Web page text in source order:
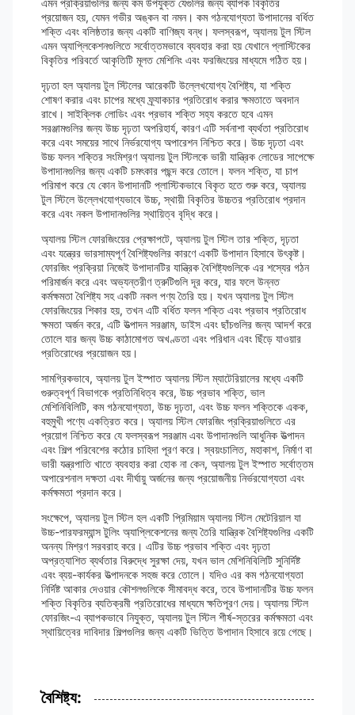
এমন প্রক্রিয়াগুলির জন্য কম উপযুক্ত যেগুলির জন্য ব্যাপক বিকৃতির
প্রয়োজন হয়, যেমন গভীর অঙ্কন বা নমন। কম গঠনযোগ্যতা উপাদানের বর্ধিত
শক্তি এবং বলিষ্ঠতার জন্য একটি বাণিজ্য বন্ধ। ফলস্বরূপ, অ্যালয় টুল স্টিল
এমন অ্যাপ্লিকেশনগুলিতে সর্বোত্তমভাবে ব্যবহার করা হয় যেখানে প্লাস্টিকের
বিকৃতির পরিবর্তে আকৃতিটি মূলত মেশিনিং এবং ফরজিংয়ের মাধ্যমে গঠিত হয়।
দৃঢ়তা হল অ্যালয় টুল স্টিলের আরেকটি উল্লেখযোগ্য বৈশিষ্ট্য, যা শক্তি
শোষণ করার এবং চাপের মধ্যে ফ্র্যাকচার প্রতিরোধ করার ক্ষমতাতে অবদান
রাখে। সাইক্লিক লোডিং এবং প্রভাব শক্তি সহ্য করতে হবে এমন
সরঞ্জামগুলির জন্য উচ্চ দৃঢ়তা অপরিহার্য, কারণ এটি সর্বনাশা ব্যর্থতা প্রতিরোধ
করে এবং সময়ের সাথে নির্ভরযোগ্য অপারেশন নিশ্চিত করে। উচ্চ দৃঢ়তা এবং
উচ্চ ফলন শক্তির সংমিশ্রণ অ্যালয় টুল স্টিলকে ভারী যান্ত্রিক লোডের সাপেক্ষে
উপাদানগুলির জন্য একটি চমৎকার পছন্দ করে তোলে। ফলন শক্তি, যা চাপ
পরিমাপ করে যে কোন উপাদানটি প্লাস্টিকভাবে বিকৃত হতে শুরু করে, অ্যালয়
টুল স্টিলে উল্লেখযোগ্যভাবে উচ্চ, স্থায়ী বিকৃতির উচ্চতর প্রতিরোধ প্রদান
করে এবং নকল উপাদানগুলির স্থায়িত্ব বৃদ্ধি করে।
অ্যালয় স্টিল ফোরজিংয়ের প্রেক্ষাপটে, অ্যালয় টুল স্টিল তার শক্তি, দৃঢ়তা
এবং যন্ত্রের ভারসাম্যপূর্ণ বৈশিষ্ট্যগুলির কারণে একটি উপাদান হিসাবে উৎকৃষ্ট।
ফোরজিং প্রক্রিয়া নিজেই উপাদানটির যান্ত্রিক বৈশিষ্ট্যগুলিকে এর শস্যের গঠন
পরিমার্জন করে এবং অভ্যন্তরীণ ত্রুটিগুলি দূর করে, যার ফলে উন্নত
কর্মক্ষমতা বৈশিষ্ট্য সহ একটি নকল পণ্য তৈরি হয়। যখন অ্যালয় টুল স্টিল
ফোরজিংয়ের শিকার হয়, তখন এটি বর্ধিত ফলন শক্তি এবং প্রভাব প্রতিরোধ
ক্ষমতা অর্জন করে, এটি উত্পাদন সরঞ্জাম, ডাইস এবং ছাঁচগুলির জন্য আদর্শ করে
তোলে যার জন্য উচ্চ কাঠামোগত অখণ্ডতা এবং পরিধান এবং ছিঁড়ে যাওয়ার
প্রতিরোধের প্রয়োজন হয়।
সামগ্রিকভাবে, অ্যালয় টুল ইস্পাত অ্যালয় স্টিল ম্যাটেরিয়ালের মধ্যে একটি
গুরুত্বপূর্ণ বিভাগকে প্রতিনিধিত্ব করে, উচ্চ প্রভাব শক্তি, ভাল
মেশিনিবিলিটি, কম গঠনযোগ্যতা, উচ্চ দৃঢ়তা, এবং উচ্চ ফলন শক্তিকে একক,
বহুমুখী পণ্যে একত্রিত করে। অ্যালয় স্টিল ফোরজিং প্রক্রিয়াগুলিতে এর
প্রয়োগ নিশ্চিত করে যে ফলস্বরূপ সরঞ্জাম এবং উপাদানগুলি আধুনিক উত্পাদন
এবং শিল্প পরিবেশের কঠোর চাহিদা পূরণ করে। স্বয়ংচালিত, মহাকাশ, নির্মাণ বা
ভারী যন্ত্রপাতি খাতে ব্যবহার করা হোক না কেন, অ্যালয় টুল ইস্পাত সর্বোত্তম
অপারেশনাল দক্ষতা এবং দীর্ঘায়ু অর্জনের জন্য প্রয়োজনীয় নির্ভরযোগ্যতা এবং
কর্মক্ষমতা প্রদান করে।
সংক্ষেপে, অ্যালয় টুল স্টিল হল একটি প্রিমিয়াম অ্যালয় স্টিল মেটেরিয়াল যা
উচ্চ-পারফরম্যান্স টুলিং অ্যাপ্লিকেশনের জন্য তৈরি যান্ত্রিক বৈশিষ্ট্যগুলির একটি
অনন্য মিশ্রণ সরবরাহ করে। এটির উচ্চ প্রভাব শক্তি এবং দৃঢ়তা
অপ্রত্যাশিত ব্যর্থতার বিরুদ্ধে সুরক্ষা দেয়, যখন ভাল মেশিনিবিলিটি সুনির্দিষ্ট
এবং ব্যয়-কার্যকর উত্পাদনকে সহজ করে তোলে। যদিও এর কম গঠনযোগ্যতা
নির্দিষ্ট আকার দেওয়ার কৌশলগুলিকে সীমাবদ্ধ করে, তবে উপাদানটির উচ্চ ফলন
শক্তি বিকৃতির ব্যতিক্রমী প্রতিরোধের মাধ্যমে ক্ষতিপূরণ দেয়। অ্যালয় স্টিল
ফোরজিং-এ ব্যাপকভাবে নিযুক্ত, অ্যালয় টুল স্টিল শীর্ষ-স্তরের কর্মক্ষমতা এবং
স্থায়িত্বের দাবিদার শিল্পগুলির জন্য একটি ভিত্তি উপাদান হিসাবে রয়ে গেছে।
বৈশিষ্ট্য: